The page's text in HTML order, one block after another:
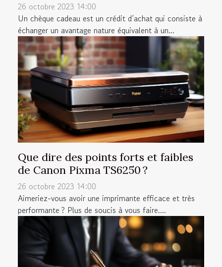
26 octobre 2023 14:00
Un chèque cadeau est un crédit d’achat qui consiste à
échanger un avantage nature équivalent à un...
Que dire des points forts et faibles
de Canon Pixma TS6250 ?
26 octobre 2023 14:00
Aimeriez-vous avoir une imprimante efficace et très
performante ? Plus de soucis à vous faire....